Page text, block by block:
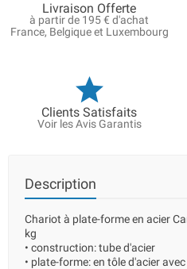
Livraison Offerte
à partir de 195 € d'achat
France, Belgique et Luxembourg
Clients Satisfaits
Voir les Avis Garantis
Description
Chariot à plate-forme en acier
kg
• construction: tube d'acier
• plate-forme: en tôle d'acier